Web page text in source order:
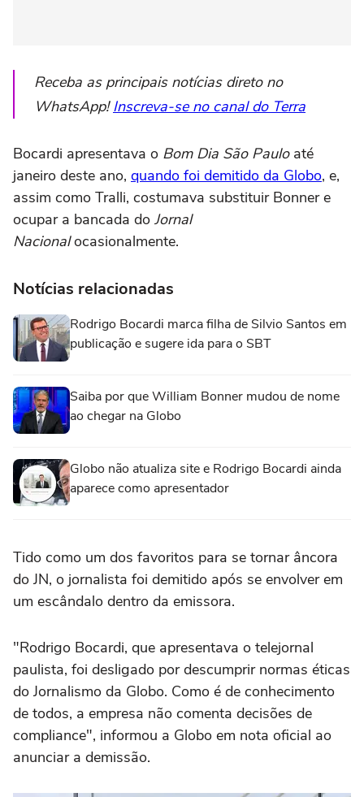
Receba as principais notícias direto no
WhatsApp!Inscreva-se no canal do Terra
Bocardi apresentava o Bom Dia São Pauloaté
janeiro deste ano, quando foi demitido da Globo, e,
assim como Tralli, costumava substituir Bonner e
ocupar a bancada do Jornal
Nacionalocasionalmente.
Notícias relacionadas
Rodrigo Bocardi marca filha de Silvio Santos em
publicação e sugere ida para o SBT
Saiba por que William Bonner mudou de nome
ao chegar na Globo
Globo não atualiza site e Rodrigo Bocardi ainda
aparece como apresentador
Tido como um dos favoritos para se tornar âncora
do JN, o jornalista foi demitido após se envolver em
um escândalo dentro da emissora.
"Rodrigo Bocardi, que apresentava o telejornal
paulista, foi desligado por descumprir normas éticas
do Jornalismo da Globo. Como é de conhecimento
de todos, a empresa não comenta decisões de
compliance", informou a Globo em nota oficial ao
anunciar a demissão.